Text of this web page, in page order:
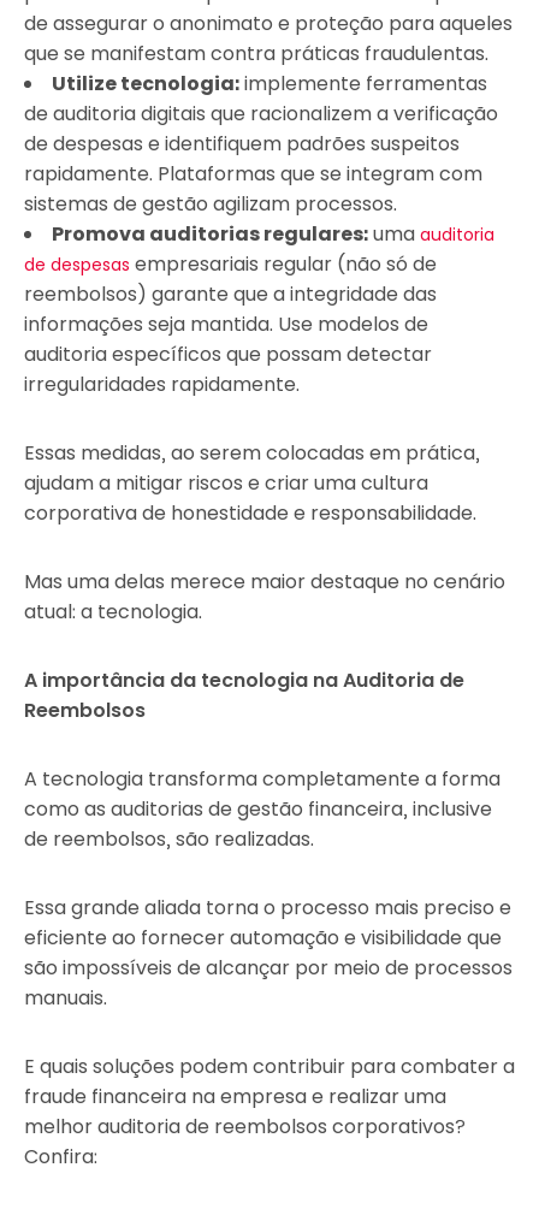
de assegurar o anonimato e proteção para aqueles
que se manifestam contra práticas fraudulentas.
Utilize tecnologia:implemente ferramentas
de auditoria digitais que racionalizem a verificação
de despesas e identifiquem padrões suspeitos
rapidamente. Plataformas que se integram com
sistemas de gestão agilizam processos.
Promova auditorias regulares:uma auditoria
de despesas empresariais regular (não só de
reembolsos) garante que a integridade das
informações seja mantida. Use modelos de
auditoria específicos que possam detectar
irregularidades rapidamente.
Essas medidas, ao serem colocadas em prática,
ajudam a mitigar riscos e criar uma cultura
corporativa de honestidade e responsabilidade.
Mas uma delas merece maior destaque no cenário
atual: a tecnologia.
A importância da tecnologia na Auditoria de
Reembolsos
A tecnologia transforma completamente a forma
como as auditorias de gestão financeira, inclusive
de reembolsos, são realizadas.
Essa grande aliada torna o processo mais preciso e
eficiente ao fornecer automação e visibilidade que
são impossíveis de alcançar por meio de processos
manuais.
E quais soluções podem contribuir para combater a
fraude financeira na empresa e realizar uma
melhor auditoria de reembolsos corporativos?
Confira: